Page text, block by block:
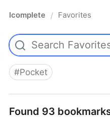
lcomplete / Favorites
#Pocket
Found 93